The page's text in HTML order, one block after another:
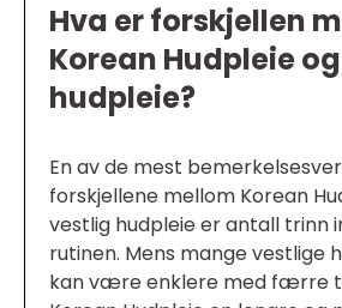
Hva er forskjellen
Korean Hudpleie
hudpleie?
En av de mest
forskjellene mellom Korean
vestlig hudpleie er antall trinn
rutinen. Mens mange vestlige
kan være enklere med færre